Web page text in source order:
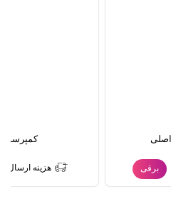
برقی
کمپرسور
هزینه ارسال: